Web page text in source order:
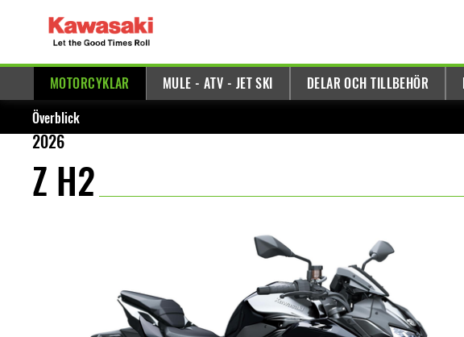
MOTORCYKLAR MULE - ATV - JET SKI DELAR OCH TILLBEHÖR
Överblick
2026
Z H2